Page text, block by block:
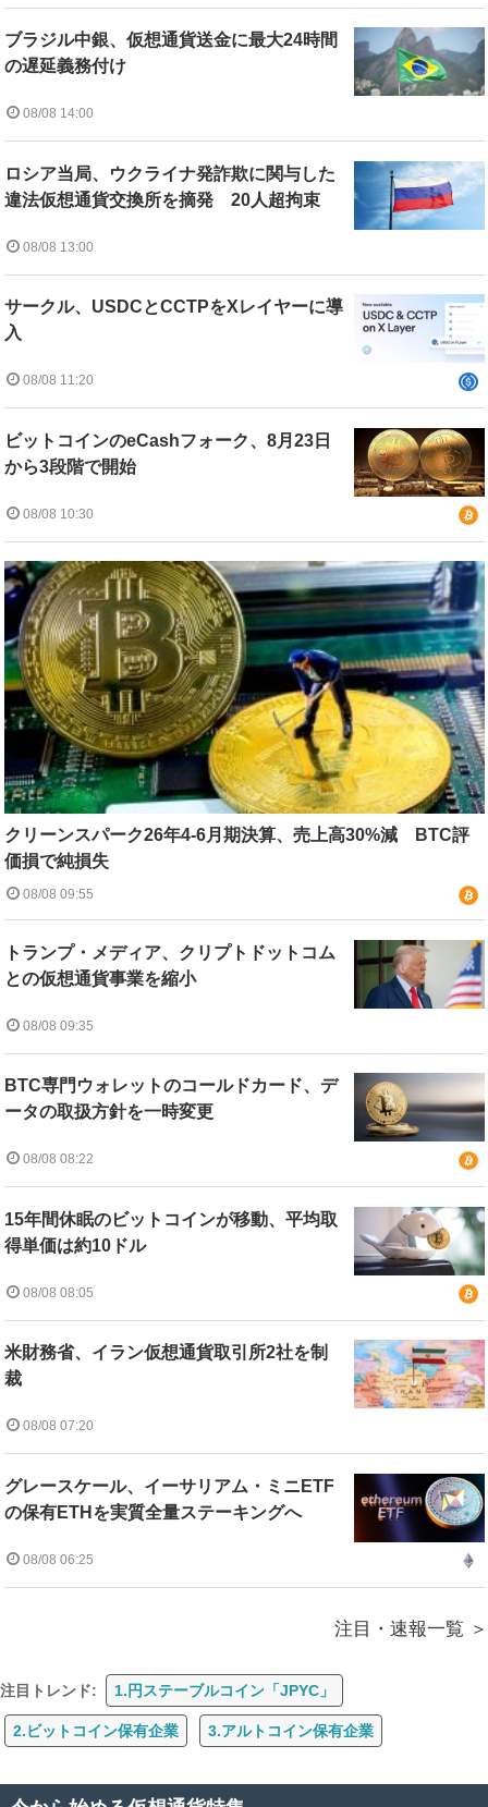
ブラジル中銀、仮想通貨送金に最大24時間
の遅延義務付け
08/08 14:00
ロシア当局、ウクライナ発詐欺に関与した
違法仮想通貨交換所を摘発 20人超拘束
08/08 13:00
サークル、USDCとCCTPをXレイヤーに導
入
08/08 11:20
ビットコインのeCashフォーク、8月23日
から3段階で開始
08/08 10:30
クリーンスパーク26年4-6月期決算、売上高30%減 BTC評
価損で純損失
08/08 09:55
トランプ・メディア、クリプトドットコム
との仮想通貨事業を縮小
08/08 09:35
BTC専門ウォレットのコールドカード、デ
ータの取扱方針を一時変更
08/08 08:22
15年間休眠のビットコインが移動、平均取
得単価は約10ドル
08/08 08:05
米財務省、イラン仮想通貨取引所2社を制
裁
08/08 07:20
グレースケール、イーサリアム・ミニETF
の保有ETHを実質全量ステーキングへ
08/08 06:25
注目・速報一覧
注目トレンド: 1.円ステーブルコイン「JPYC」
2.ビットコイン保有企業 3.アルトコイン保有企業